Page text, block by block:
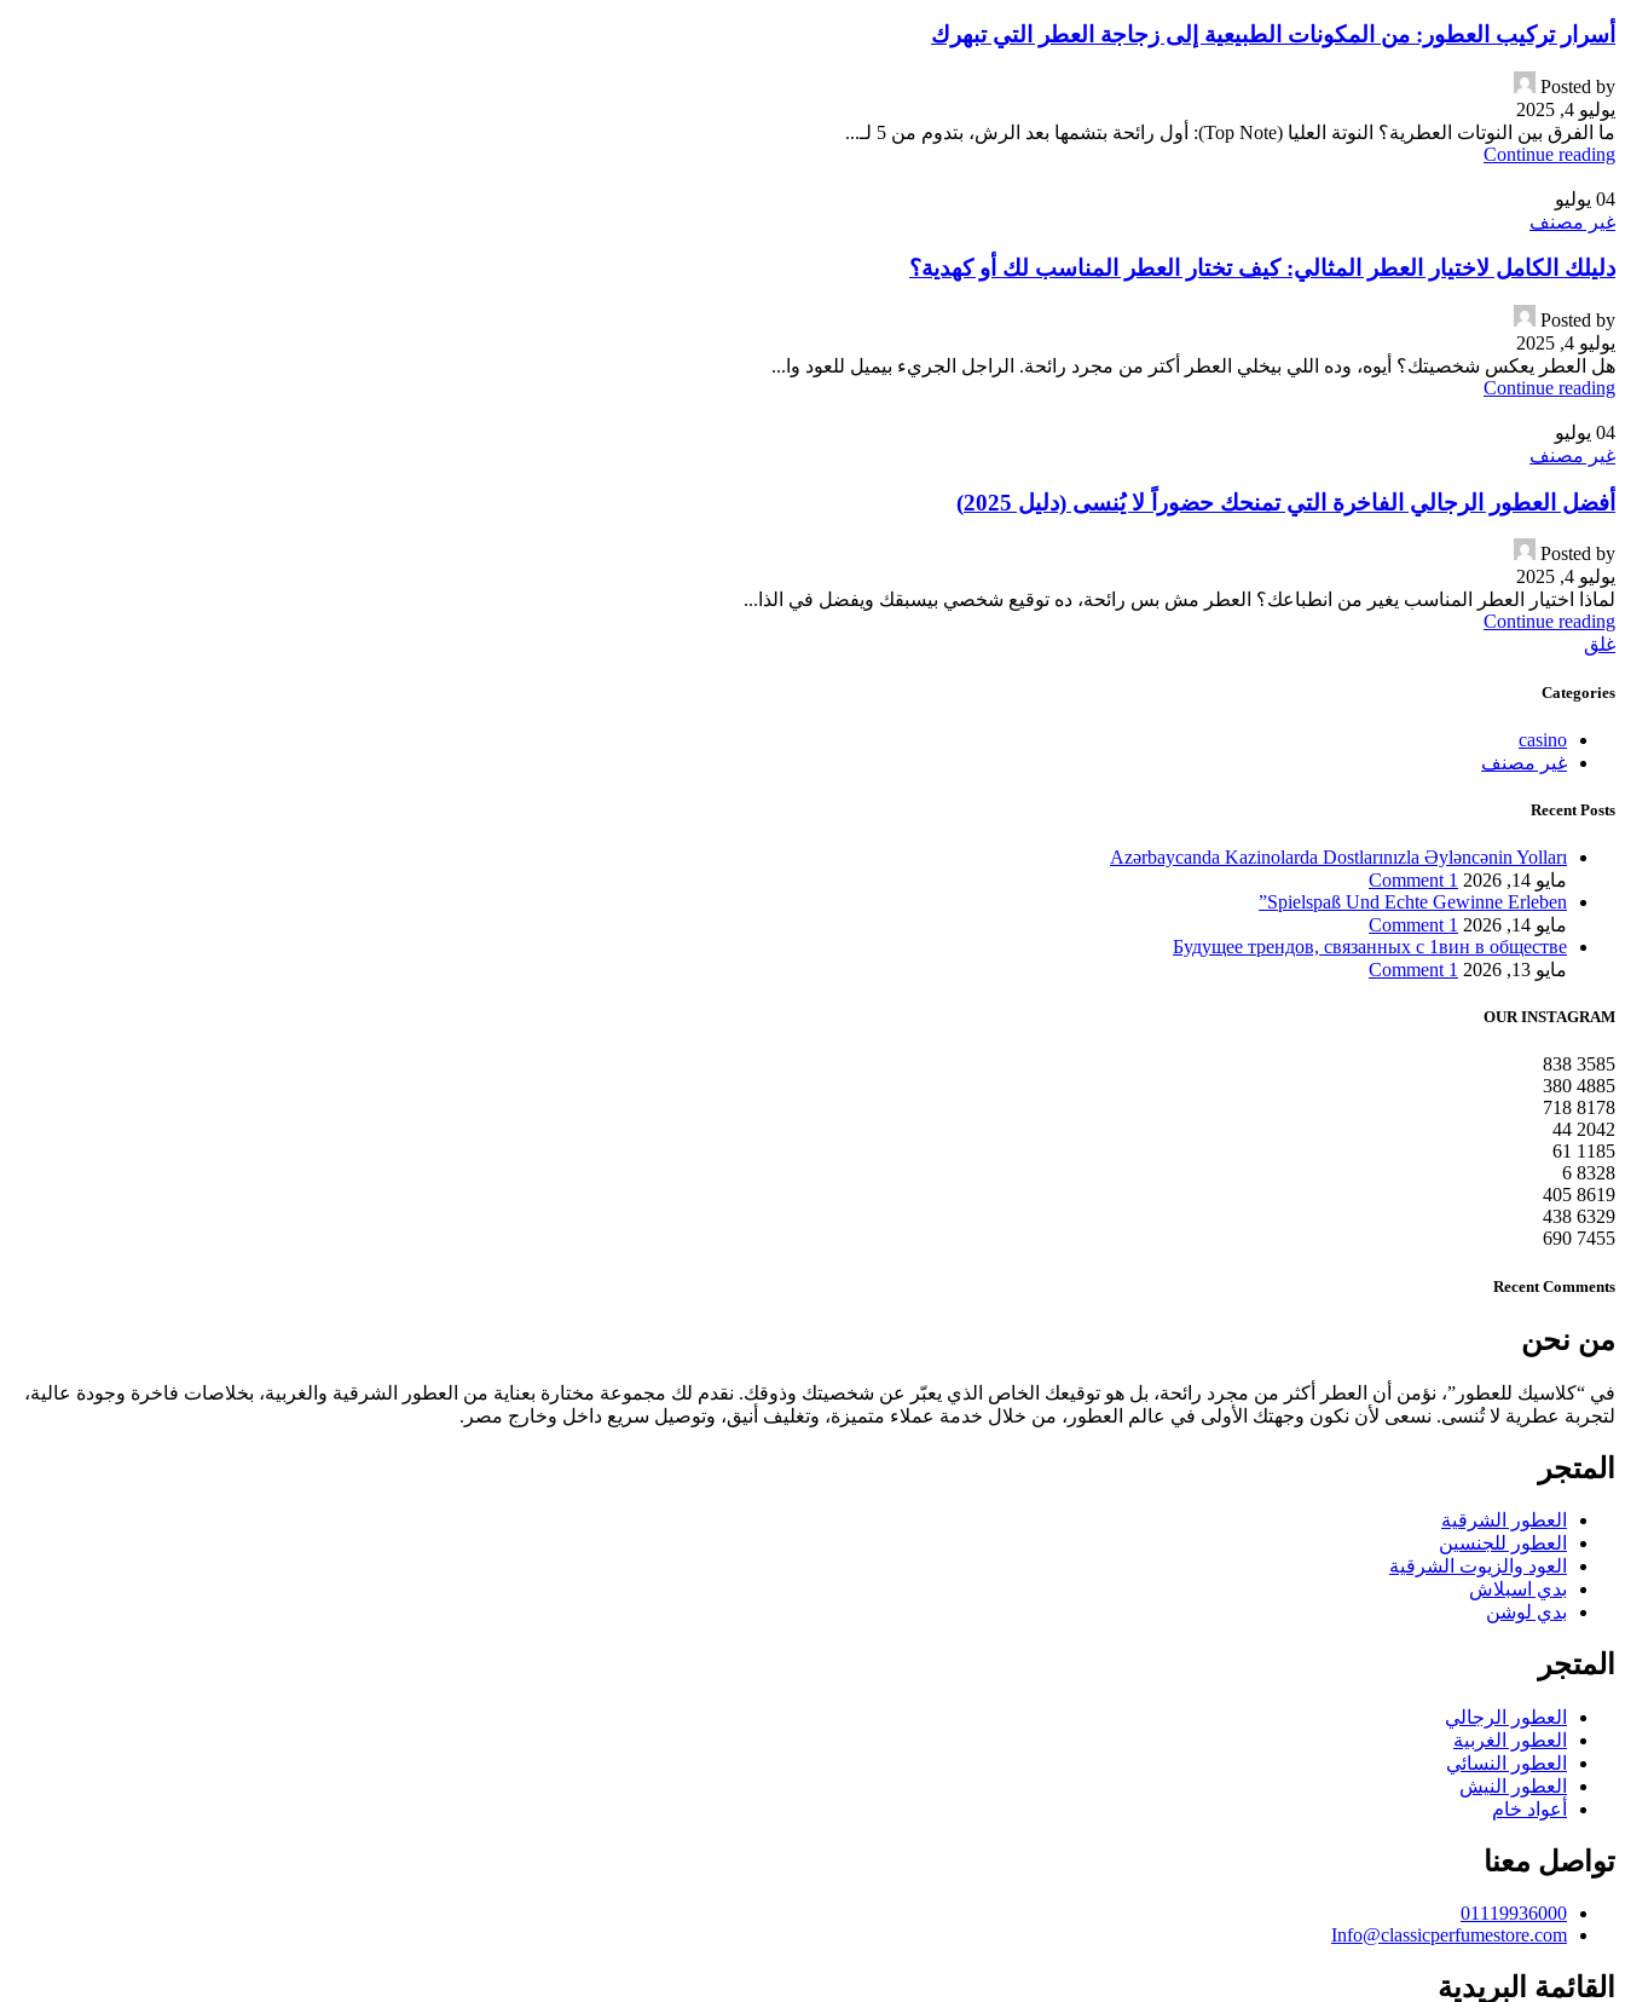
أسرار تركيب العطور: من المكونات الطبيعية إلى زجاجة العطر التي تبهرك
Posted by
يوليو 4, 2025
ما الفرق بين النوتات العطرية؟ النوتة العليا (Top Note): أول رائحة بتشمها بعد الرش، بتدوم من 5 لـ...
Continue reading
04 يوليو
غير مصنف
دليلك الكامل لاختيار العطر المثالي: كيف تختار العطر المناسب لك أو كهدية؟
Posted by
يوليو 4, 2025
هل العطر يعكس شخصيتك؟ أيوه، وده اللي بيخلي العطر أكتر من مجرد رائحة. الراجل الجريء بيميل للعود وا...
Continue reading
04 يوليو
غير مصنف
أفضل العطور الرجالي الفاخرة التي تمنحك حضوراً لا يُنسى (دليل 2025)
Posted by
يوليو 4, 2025
لماذا اختيار العطر المناسب يغير من انطباعك؟ العطر مش بس رائحة، ده توقيع شخصي بيسبقك ويفضل في الذا...
Continue reading
غلق
Categories
casino
غير مصنف
Recent Posts
Azərbaycanda Kazinolarda Dostlarınızla Əyləncənin Yolları
مايو 14, 2026
1 Comment
Spielspaß Und Echte Gewinne Erleben”
مايو 14, 2026
1 Comment
Будущее трендов, связанных с 1вин в обществе
مايو 13, 2026
1 Comment
OUR INSTAGRAM
3585
838
4885
380
8178
718
2042
44
1185
61
8328
6
8619
405
6329
438
7455
690
Recent Comments
من نحن
في “كلاسيك للعطور”، نؤمن أن العطر أكثر من مجرد رائحة، بل هو توقيعك الخاص الذي يعبّر عن شخصيتك وذوقك. نقدم لك مجموعة مختارة بعناية من العطور الشرقية والغربية، بخلاصات فاخرة وجودة عالية،
لتجربة عطرية لا تُنسى. نسعى لأن نكون وجهتك الأولى في عالم العطور، من خلال خدمة عملاء متميزة، وتغليف أنيق، وتوصيل سريع داخل وخارج مصر.
المتجر
العطور الشرقية
العطور للجنسين
العود والزيوت الشرقية
بدي اسبلاش
بدي لوشن
المتجر
العطور الرجالي
العطور الغربية
العطور النسائي
العطور النيش
أعواد خام
تواصل معنا
01119936000
Info@classicperfumestore.com
القائمة البريدية